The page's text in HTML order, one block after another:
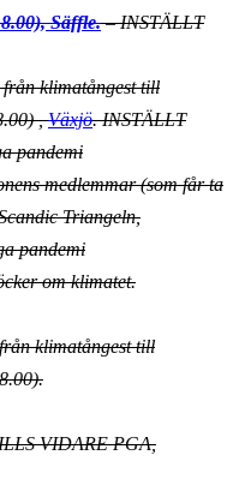
Säffle.–INSTÄLLT
klimatångest till
,Växjö.INSTÄLLT
pandemi
medlemmar (som får ta
Triangeln,
pandemi
om klimatet.
klimatångest till
VIDARE PGA,